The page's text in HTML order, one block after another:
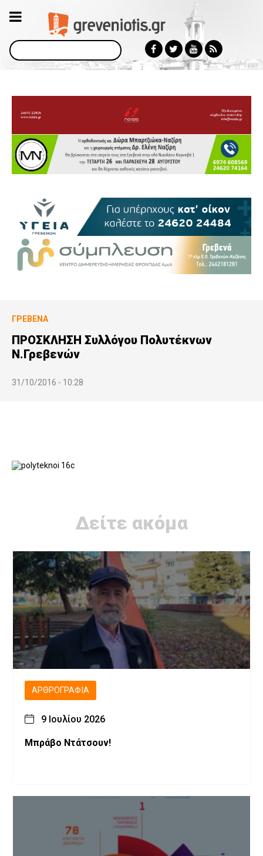
Αναζήτηση
ΓΡΕΒΕΝΆ
ΠΡΟΣΚΛΗΣΗ Συλλόγου Πολυτέκνων
Ν.Γρεβενών
31/10/2016 - 10:28
Δείτε ακόμα
ΑΡΘΡΟΓΡΑΦΊΑ
9 Ιουλίου 2026
Μπράβο Ντάτσουν!